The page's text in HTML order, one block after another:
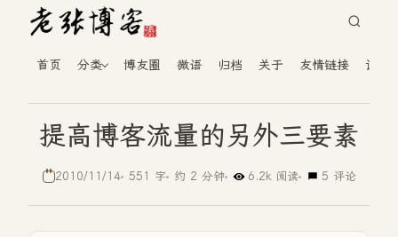
首页 分类 博友圈 微语 归档 关于 友情链接 读者
提高博客流量的另外三要素
2010/11/14 551 字 约 2 分钟 6.2k 阅读 5 评论